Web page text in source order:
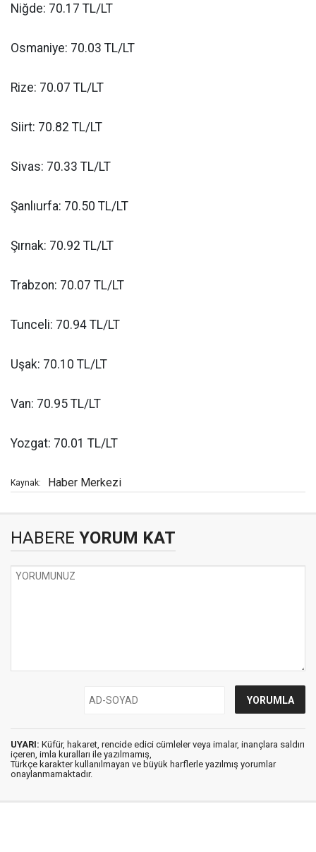
Niğde: 70.17 TL/LT
Osmaniye: 70.03 TL/LT
Rize: 70.07 TL/LT
Siirt: 70.82 TL/LT
Sivas: 70.33 TL/LT
Şanlıurfa: 70.50 TL/LT
Şırnak: 70.92 TL/LT
Trabzon: 70.07 TL/LT
Tunceli: 70.94 TL/LT
Uşak: 70.10 TL/LT
Van: 70.95 TL/LT
Yozgat: 70.01 TL/LT
Kaynak: Haber Merkezi
HABERE YORUM KAT
UYARI: Küfür, hakaret, rencide edici cümleler veya imalar, inançlara saldırı
içeren, imla kuralları ile yazılmamış,
Türkçe karakter kullanılmayan ve büyük harflerle yazılmış yorumlar
onaylanmamaktadır.